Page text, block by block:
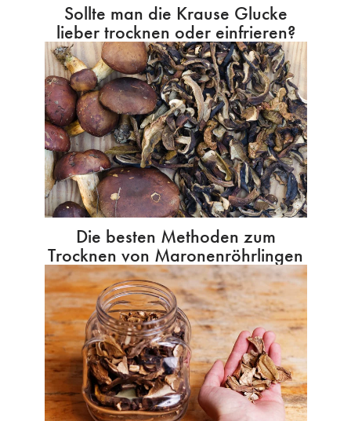
Sollte man die Krause Glucke
lieber trocknen oder einfrieren?
Die besten Methoden zum
Trocknen von Maronenröhrlingen